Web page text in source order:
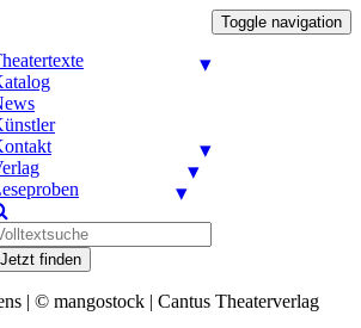
Toggle navigation
Jetzt finden